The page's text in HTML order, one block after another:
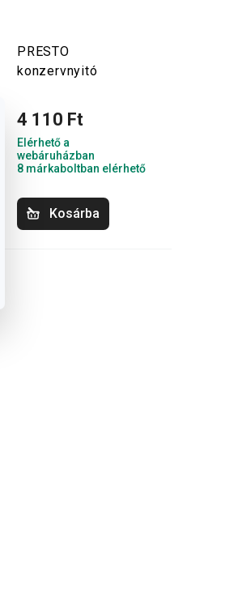
PRESTO
konzervnyitó
4 110 Ft
Elérhető a
webáruházban
8 márkaboltban elérhető
Kosárba